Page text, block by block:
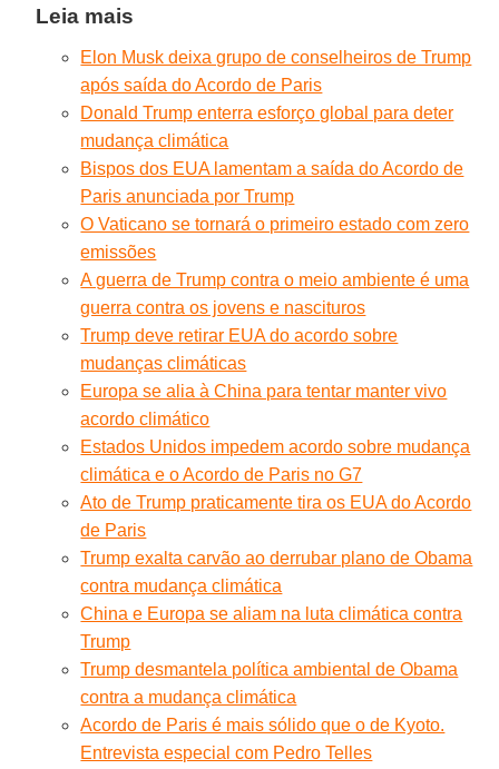
Leia mais
Elon Musk deixa grupo de conselheiros de Trump
após saída do Acordo de Paris
Donald Trump enterra esforço global para deter
mudança climática
Bispos dos EUA lamentam a saída do Acordo de
Paris anunciada por Trump
O Vaticano se tornará o primeiro estado com zero
emissões
A guerra de Trump contra o meio ambiente é uma
guerra contra os jovens e nascituros
Trump deve retirar EUA do acordo sobre
mudanças climáticas
Europa se alia à China para tentar manter vivo
acordo climático
Estados Unidos impedem acordo sobre mudança
climática e o Acordo de Paris no G7
Ato de Trump praticamente tira os EUA do Acordo
de Paris
Trump exalta carvão ao derrubar plano de Obama
contra mudança climática
China e Europa se aliam na luta climática contra
Trump
Trump desmantela política ambiental de Obama
contra a mudança climática
Acordo de Paris é mais sólido que o de Kyoto.
Entrevista especial com Pedro Telles